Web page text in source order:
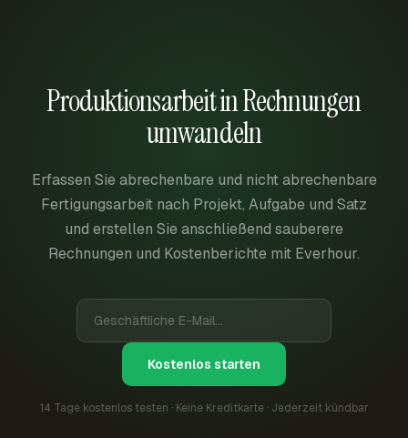
Produktionsarbeit in Rechnungen
umwandeln
Erfassen Sie abrechenbare und nicht abrechenbare
Fertigungsarbeit nach Projekt, Aufgabe und Satz
und erstellen Sie anschließend sauberere
Rechnungen und Kostenberichte mit Everhour.
Kostenlos starten
14 Tage kostenlos testen · Keine Kreditkarte · Jederzeit kündbar